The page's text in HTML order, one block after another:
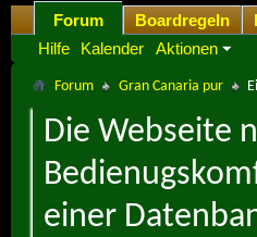
Forum
Hilfe
Kalender Aktionen
Boardregeln
Forum Gran Canaria pur
Die Webseite
einer